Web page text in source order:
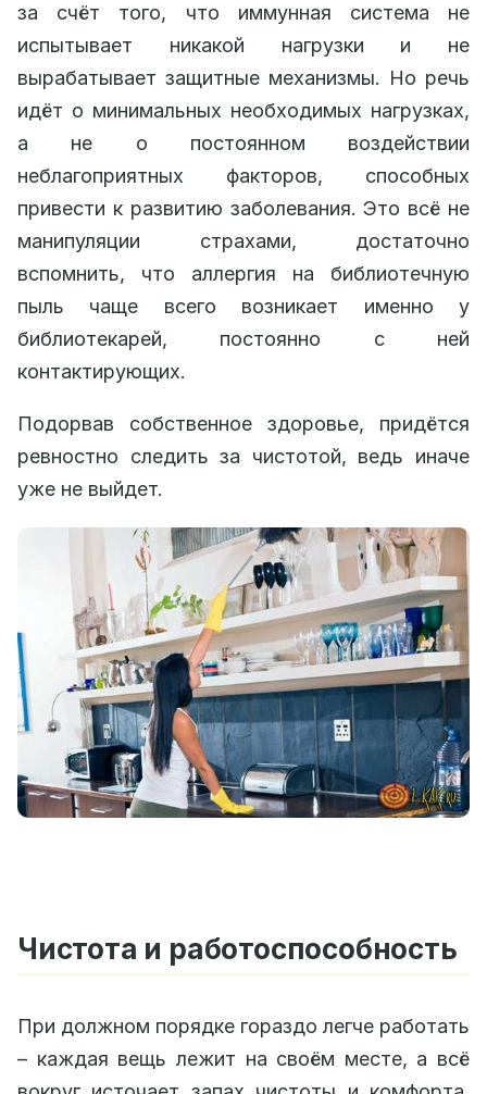
за счёт того, что иммунная система не
испытывает никакой нагрузки и не
вырабатывает защитные механизмы. Но речь
идёт о минимальных необходимых нагрузках,
а не о постоянном воздействии
неблагоприятных факторов, способных
привести к развитию заболевания. Это всё не
манипуляции страхами, достаточно
вспомнить, что аллергия на библиотечную
пыль чаще всего возникает именно у
библиотекарей, постоянно с ней
контактирующих.
Подорвав собственное здоровье, придётся
ревностно следить за чистотой, ведь иначе
уже не выйдет.
Чистота и работоспособность
При должном порядке гораздо легче работать
– каждая вещь лежит на своём месте, а всё